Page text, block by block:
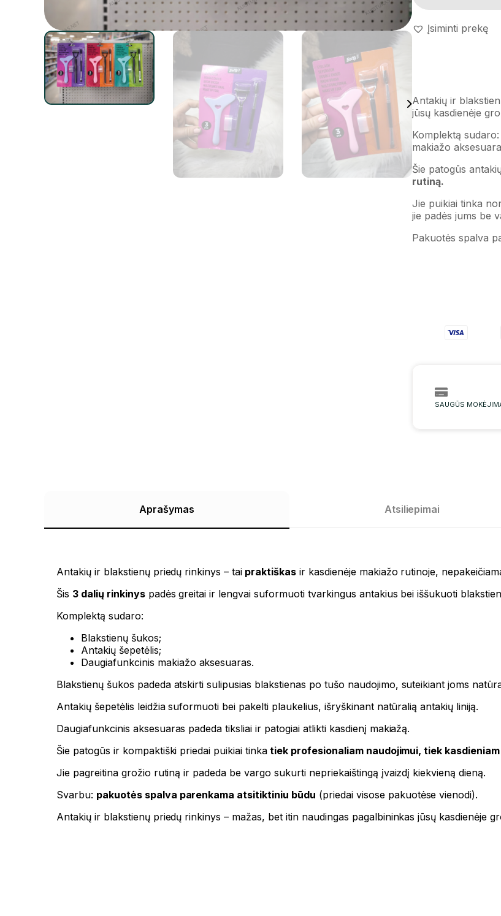
Įsiminti prekę
Antakių ir
jūsų kasdienėje
Komplektą
makiažo
Šie patogūs
rutiną.
Jie puikiai tinka
jie padės jums be
Pakuotės spalva
SAUGŪS
Aprašymas Atsiliepimai
Antakių ir blakstienų priedų rinkinys – tai praktiškasir kasdienėje makiažo rutinoje,
Šis 3 dalių rinkinyspadės greitai ir lengvai suformuoti tvarkingus antakius bei iššukuoti
Komplektą sudaro:
Blakstienų šukos;
Antakių šepetėlis;
Daugiafunkcinis makiažo aksesuaras.
Blakstienų šukos padeda atskirti sulipusias blakstienas po tušo naudojimo, suteikiant joms
Antakių šepetėlis leidžia suformuoti bei pakelti plaukelius, išryškinant natūralią antakių liniją.
Daugiafunkcinis aksesuaras padeda tiksliai ir patogiai atlikti kasdienį makiažą.
Šie patogūs ir kompaktiški priedai puikiai tinka tiek profesionaliam naudojimui, tiek
Jie pagreitina grožio rutiną ir padeda be vargo sukurti nepriekaištingą įvaizdį kiekvieną dieną.
Svarbu: pakuotės spalva parenkama atsitiktiniu būdu (priedai visose pakuotėse vienodi).
Antakių ir blakstienų priedų rinkinys – mažas, bet itin naudingas pagalbininkas jūsų kasdienėje